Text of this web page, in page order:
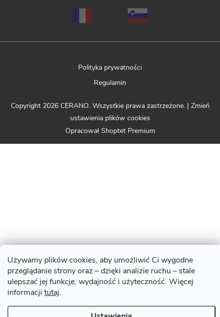
Używamy plików cookies, aby umożliwić Ci wygodne
przeglądanie strony oraz – dzięki analizie ruchu – stale
ulepszać jej funkcje, wydajność i użyteczność. Więcej
informacji tutaj.
Polityka prywatności
Regulamin
Opracował Shoptet Premium
Copyright 2026 CERANO. Wszystkie prawa zastrzeżone. | Zmień
ustawienia plików cookies